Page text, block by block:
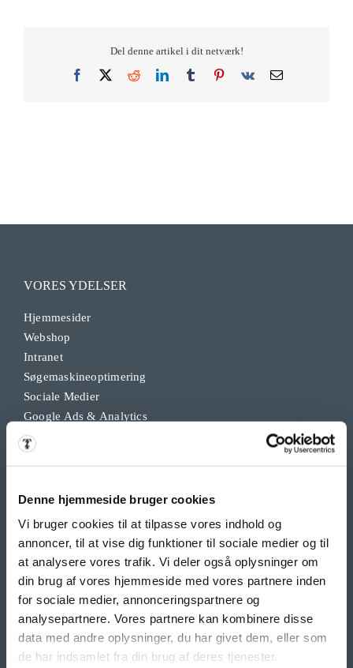
Denne hjemmeside bruger cookies
Vi bruger cookies til at tilpasse vores indhold og
annoncer, til at vise dig funktioner til sociale medier og til
at analysere vores trafik. Vi deler også oplysninger om
din brug af vores hjemmeside med vores partnere inden
for sociale medier, annonceringspartnere og
analysepartnere. Vores partnere kan kombinere disse
data med andre oplysninger, du har givet dem, eller som
de har indsamlet fra din brug af deres tjenester.
Del denne artikel i dit netværk!
Facebook
X RedditLinkedInTumblrPinterest
Vk
E-
VORES YDELSER
Hjemmesider
Webshop
Intranet
Søgemaskineoptimering
Sociale Medier
Google Ads & Analytics
Remarketing
Grafisk Arbejde & DTP
Backup
BANNER PRODUKTER
Indoor bannere
Outdoor Bannere
Roll Up Banner
Flex Display